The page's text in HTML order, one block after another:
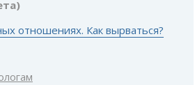
отношениях. Как вырваться?